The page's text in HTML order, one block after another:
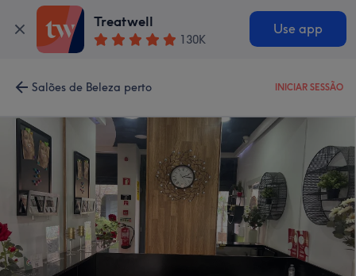
Treatwell
130K
Use app
Salões de Beleza perto INICIAR SESSÃO